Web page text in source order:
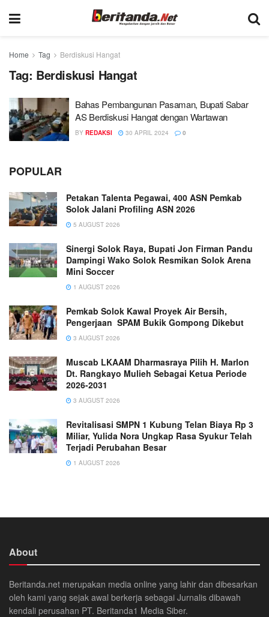
Home Tag Berdiskusi Hangat
Tag: Berdiskusi Hangat
Bahas Pembangunan Pasaman, Bupati Sabar
AS Berdiskusi Hangat dengan Wartawan
BY REDAKSI 30 APRIL 2024 0
POPULAR
Petakan Talenta Pegawai, 400 ASN Pemkab
Solok Jalani Profiling ASN 2026
5 AUGUST 2026
Sinergi Solok Raya, Bupati Jon Firman Pandu
Dampingi Wako Solok Resmikan Solok Arena
Mini Soccer
1 AUGUST 2026
Pemkab Solok Kawal Proyek Air Bersih,
Pengerjaan SPAM Bukik Gompong Dikebut
3 AUGUST 2026
Muscab LKAAM Dharmasraya Pilih H. Marlon
Dt. Rangkayo Mulieh Sebagai Ketua Periode
2026-2031
3 AUGUST 2026
Revitalisasi SMPN 1 Kubung Telan Biaya Rp 3
Miliar, Yulida Nora Ungkap Rasa Syukur Telah
Terjadi Perubahan Besar
1 AUGUST 2026
About
Beritanda.net merupakan media online yang lahir dan dibesarkan
oleh kami yang sejak awal berkerja sebagai Jurnalis dibawah
kendali perusahan PT. Beritanda1 Media Siber.